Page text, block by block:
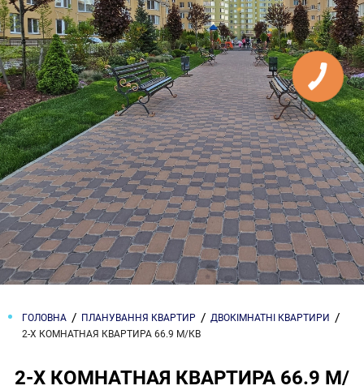
ГОЛОВНА ПЛАНУВАННЯ КВАРТИР
ДВОКІМНАТНІ КВАРТИРИ
2-Х КОМНАТНАЯ КВАРТИРА 66.9 М/КВ
2-Х КОМНАТНАЯ КВАРТИРА 66.9 М/